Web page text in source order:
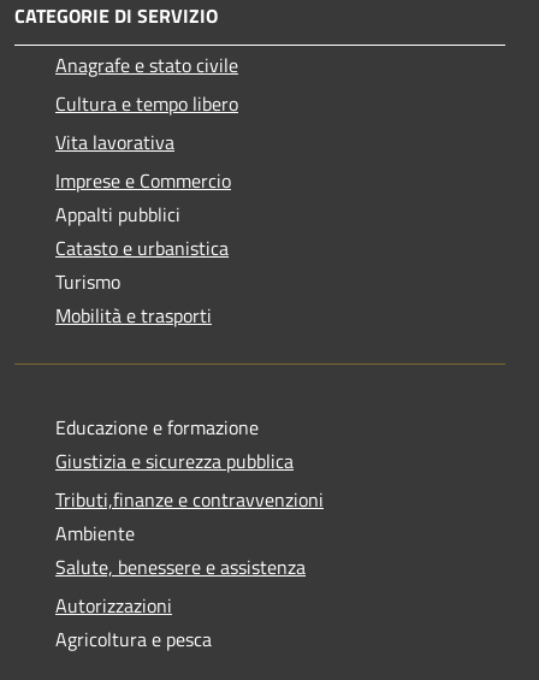
CATEGORIE DI SERVIZIO
Anagrafe e stato civile
Cultura e tempo libero
Vita lavorativa
Imprese e Commercio
Appalti pubblici
Catasto e urbanistica
Turismo
Mobilità e trasporti
Educazione e formazione
Giustizia e sicurezza pubblica
Tributi,finanze e contravvenzioni
Ambiente
Salute, benessere e assistenza
Autorizzazioni
Agricoltura e pesca